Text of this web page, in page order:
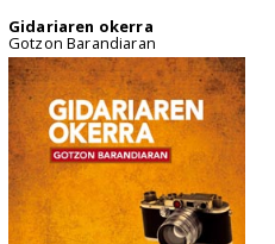
Gidariaren okerra
Gotzon Barandiaran